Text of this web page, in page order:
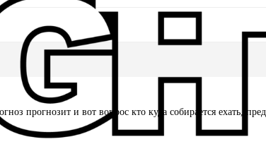
прогнозит и вот вопрос кто куда собирается ехать,